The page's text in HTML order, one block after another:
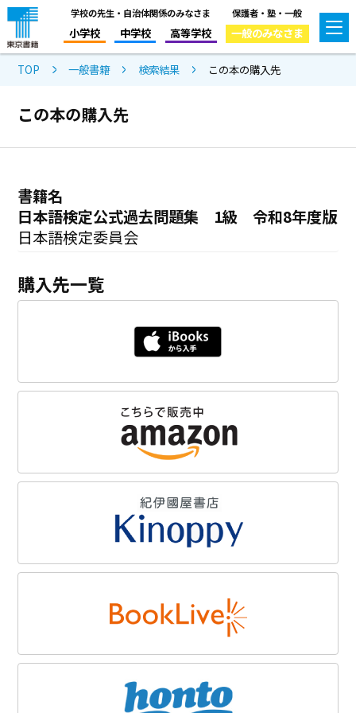
学校の先生・自治体関係のみなさま
小学校 中学校 高等学校
保護者・塾・一般
一般のみなさま
TOP 一般書籍 検索結果 この本の購入先
この本の購入先
書籍名
日本語検定公式過去問題集 1級 令和8年度版
日本語検定委員会
購入先一覧